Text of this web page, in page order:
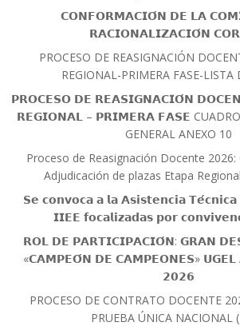
𝗖𝗢𝗡𝗙𝗢𝗥𝗠𝗔𝗖𝗜𝗢́𝗡 𝗗𝗘 𝗟𝗔
𝗥𝗔𝗖𝗜𝗢𝗡𝗔𝗟𝗜𝗭𝗔𝗖𝗜𝗢́𝗡
PROCESO DE REASIGNACIÓN
REGIONAL-PRIMERA FASE-LISTA
𝗣𝗥𝗢𝗖𝗘𝗦𝗢 𝗗𝗘 𝗥𝗘𝗔𝗦𝗜𝗚𝗡𝗔𝗖𝗜𝗢́𝗡
𝗥𝗘𝗚𝗜𝗢𝗡𝗔𝗟 – 𝗣𝗥𝗜𝗠𝗘𝗥𝗔 𝗙𝗔𝗦𝗘 CUADRO
GENERAL ANEXO 10
Proceso de Reasignación Docente
Adjudicación de plazas Etapa
𝗦𝗲 𝗰𝗼𝗻𝘃𝗼𝗰𝗮 𝗮 𝗹𝗮 𝗔𝘀𝗶𝘀𝘁𝗲𝗻𝗰𝗶𝗮
𝗜𝗜𝗘𝗘 𝗳𝗼𝗰𝗮𝗹𝗶𝘇𝗮𝗱𝗮𝘀 𝗽𝗼𝗿
𝗥𝗢𝗟 𝗗𝗘 𝗣𝗔𝗥𝗧𝗜𝗖𝗜𝗣𝗔𝗖𝗜𝗢́𝗡: 𝗚𝗥𝗔𝗡
«𝗖𝗔𝗠𝗣𝗘𝗢́𝗡 𝗗𝗘 𝗖𝗔𝗠𝗣𝗘𝗢𝗡𝗘𝗦» 𝗨𝗚𝗘𝗟
𝟮𝟬𝟮𝟲
PROCESO DE CONTRATO DOCENTE
PRUEBA ÚNICA NACIONAL